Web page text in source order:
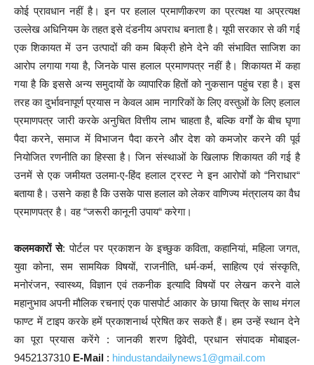
कोई प्रावधान नहीं है। इन पर हलाल प्रमाणीकरण का प्रत्यक्ष या अप्रत्यक्ष
उल्लेख अधिनियम के तहत इसे दंडनीय अपराध बनाता है। यूपी सरकार से की गई
एक शिकायत में उन उत्पादों की कम बिक्री होने देने की संभावित साजिश का
आरोप लगाया गया है, जिनके पास हलाल प्रमाणपत्र नहीं है। शिकायत में कहा
गया है कि इससे अन्य समुदायों के व्यापारिक हितों को नुकसान पहुंच रहा है। इस
तरह का दुर्भावनापूर्ण प्रयास न केवल आम नागरिकों के लिए वस्तुओं के लिए हलाल
प्रमाणपत्र जारी करके अनुचित वित्तीय लाभ चाहता है, बल्कि वर्गों के बीच घृणा
पैदा करने, समाज में विभाजन पैदा करने और देश को कमजोर करने की पूर्व
नियोजित रणनीति का हिस्सा है। जिन संस्थाओं के खिलाफ शिकायत की गई है
उनमें से एक जमीयत उलमा-ए-हिंद हलाल ट्रस्ट ने इन आरोपों को “निराधार“
बताया है। उसने कहा है कि उसके पास हलाल को लेकर वाणिज्य मंत्रालय का वैध
प्रमाणपत्र है। वह “जरूरी कानूनी उपाय“ करेगा।
कलमकारों से: पोर्टल पर प्रकाशन के इच्छुक कविता, कहानियां, महिला जगत,
युवा कोना, सम सामयिक विषयों, राजनीति, धर्म-कर्म, साहित्य एवं संस्कृति,
मनोरंजन, स्वास्थ्य, विज्ञान एवं तकनीक इत्यादि विषयों पर लेखन करने वाले
महानुभाव अपनी मौलिक रचनाएं एक पासपोर्ट आकार के छाया चित्र के साथ मंगल
फाण्ट में टाइप करके हमें प्रकाशनार्थ प्रेषित कर सकते हैं। हम उन्हें स्थान देने
का पूरा प्रयास करेंगे : जानकी शरण द्विवेदी, प्रधान संपादक मोबाइल-
9452137310 E-Mail : hindustandailynews1@gmail.com